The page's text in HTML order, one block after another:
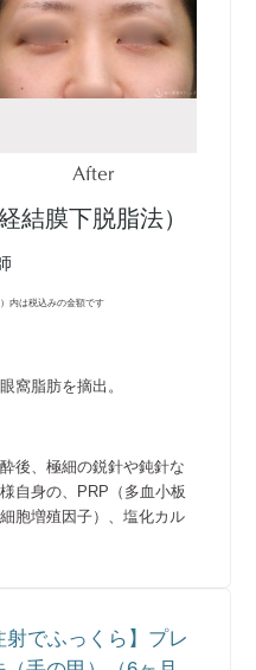
After
結膜下脱脂法）
内は税込みの金額です
窩脂肪を摘出。
後、極細の鋭針や鈍針な
自身の、PRP（多血小板
胞増殖因子）、塩化カル
射でふっくら】プレ